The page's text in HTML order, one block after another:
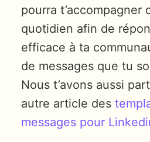
pourra t’accompagner
quotidien afin de
efficace à ta
de messages que tu
Nous t’avons aussi
autre article des
messages pour